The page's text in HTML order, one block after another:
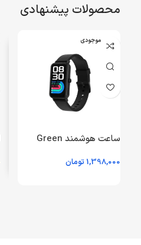
محصولات پیشنهادی
اتمام موجودی
ساعت هوشمند Green
1,398,000 تومان